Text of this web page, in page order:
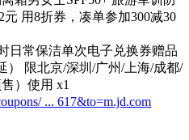
用8折券，凑单参加300减30
日常保洁单次电子兑换券赠品
） 限北京/深圳/广州/上海/成都/
）使用 x1
... 617&to=m.jd.com